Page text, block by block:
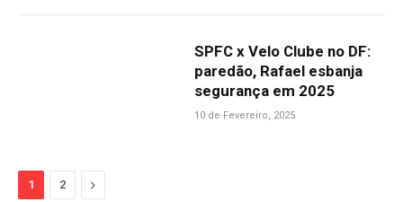
SPFC x Velo Clube no DF:
paredão, Rafael esbanja
segurança em 2025
10 de Fevereiro, 2025
1 2 Next